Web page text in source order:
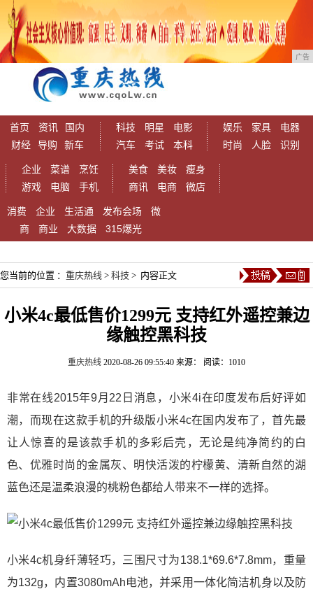
广告
首页 资讯
国内
财经
导购 新车
科技 明星
电影
汽车
考试 本科
娱乐 家具
电器
时尚
人脸 识别
企业 菜谱
烹饪
游戏
电脑 手机
美食 美妆
瘦身
商讯
电商 微店
消费 企业 生活通 发布会场
微
商
商业 大数据 315爆光
您当前的位置 ： 重庆热线 > 科技 > 内容正文
小米4c最低售价1299元 支持红外遥控兼边
缘触控黑科技
重庆热线 2020-08-26 09:55:40 来源： 阅读：1010
非常在线2015年9月22日消息，小米4i在印度发布后好评如
潮，而现在这款手机的升级版小米4c在国内发布了，首先最
让人惊喜的是该款手机的多彩后壳，无论是纯净简约的白
色、优雅时尚的金属灰、明快活泼的柠檬黄、清新自然的湖
蓝色还是温柔浪漫的桃粉色都给人带来不一样的选择。
小米4c机身纤薄轻巧，三围尺寸为138.1*69.6*7.8mm，重量
为132g，内置3080mAh电池，并采用一体化简洁机身以及防